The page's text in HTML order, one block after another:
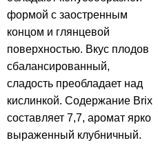
формой с заостренным
концом и глянцевой
поверхностью. Вкус плодов
сбалансированный,
сладость преобладает над
кислинкой. Содержание Brix
составляет 7,7, аромат ярко
выраженный клубничный.